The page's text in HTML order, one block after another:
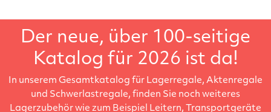
Der neue, über 100-seitige
Katalog für 2026 ist da!
In unserem Gesamtkatalog für Lagerregale, Aktenregale
und Schwerlastregale, finden Sie noch weiteres
Lagerzubehör wie zum Beispiel Leitern, Transportgeräte